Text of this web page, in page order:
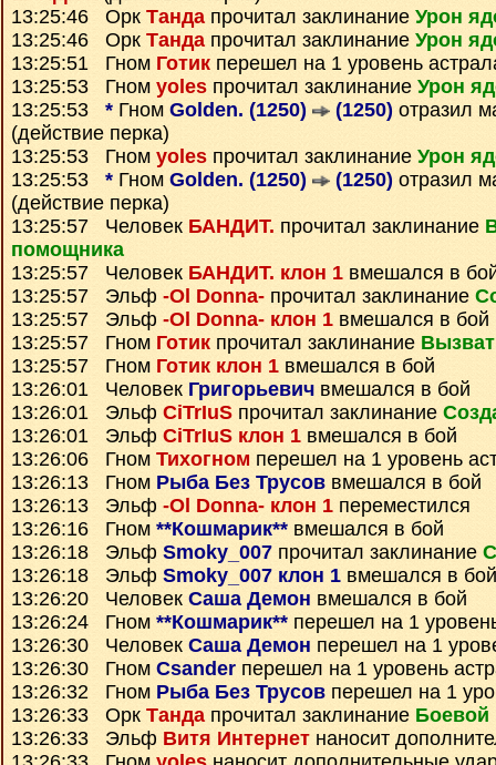
13:25:46 Орк Тандапрочитал заклинание Урон
13:25:46 Орк Тандапрочитал заклинание Урон
13:25:51 Гном Готик перешел на 1 уровень
13:25:53 Гном yoles прочитал заклинание Урон
13:25:53 * Гном Golden. (1250) (1250) отразил
(действие перка)
13:25:53 Гном yoles прочитал заклинание Урон
13:25:53 * Гном Golden. (1250) (1250) отразил
(действие перка)
13:25:57 Человек БАНДИТ. прочитал заклинание
помощника
13:25:57 Человек БАНДИТ. клон 1 вмешался в
13:25:57 Эльф -Ol Donna- прочитал заклинание
13:25:57 Эльф -Ol Donna- клон 1 вмешался в бой
13:25:57 Гном Готик прочитал заклинание
13:25:57 Гном Готик клон 1 вмешался в бой
13:26:01 Человек Григорьевич вмешался в бой
13:26:01 Эльф CiTrIuS прочитал заклинание
13:26:01 Эльф CiTrIuS клон 1 вмешался в бой
13:26:06 Гном Тихогном перешел на 1 уровень
13:26:13 Гном Рыба Без Трусов вмешался в бой
13:26:13 Эльф -Ol Donna- клон 1 переместился
13:26:16 Гном **Кошмарик** вмешался в бой
13:26:18 Эльф Smoky_007 прочитал заклинание
13:26:18 Эльф Smoky_007 клон 1 вмешался в бой
13:26:20 Человек Саша Демон вмешался в бой
13:26:24 Гном **Кошмарик** перешел на 1
13:26:30 Человек Саша Демон перешел на 1
13:26:30 Гном Csander перешел на 1 уровень
13:26:32 Гном Рыба Без Трусов перешел на 1
13:26:33 Орк Тандапрочитал заклинание Боевой
13:26:33 Эльф Витя Интернет наносит